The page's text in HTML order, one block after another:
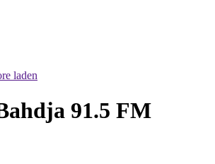
laden
91.5 FM